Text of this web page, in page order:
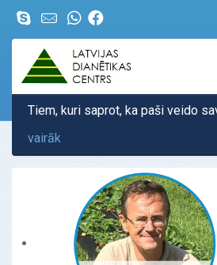
Tiem, kuri saprot, ka paši veido
vairāk